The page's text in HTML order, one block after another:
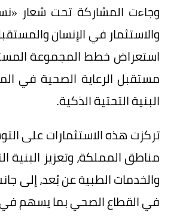
وجاءت المشاركة تحت شعار
والاستثمار في الإنسان
مستقبل الرعاية الصحية في
البنية التحتية الذكية.
تركزت هذه الاستثمارات على
مناطق المملكة، وتعزيز البنية
والخدمات الطبية عن بُعد، إلى
في القطاع الصحي بما يسهم في